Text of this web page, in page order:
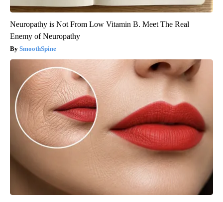
Neuropathy is Not From Low Vitamin B. Meet The Real
Enemy of Neuropathy
SmoothSpine